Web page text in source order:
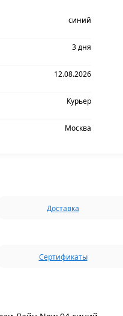
синий
3 дня
12.08.2026
Курьер
Москва
Доставка
Сертификаты